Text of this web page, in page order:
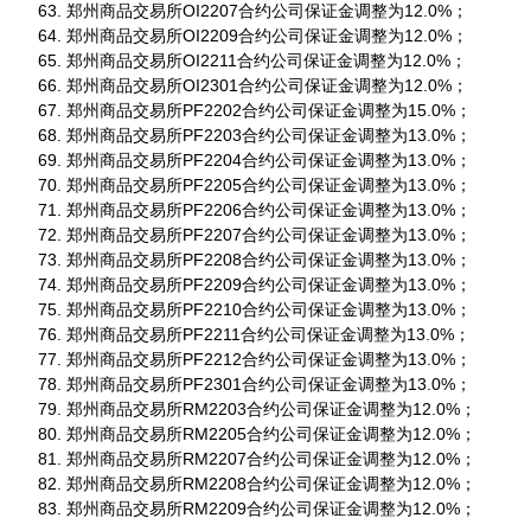
郑州商品交易所OI2207合约公司保证金调整为12.0%；
郑州商品交易所OI2209合约公司保证金调整为12.0%；
郑州商品交易所OI2211合约公司保证金调整为12.0%；
郑州商品交易所OI2301合约公司保证金调整为12.0%；
郑州商品交易所PF2202合约公司保证金调整为15.0%；
郑州商品交易所PF2203合约公司保证金调整为13.0%；
郑州商品交易所PF2204合约公司保证金调整为13.0%；
郑州商品交易所PF2205合约公司保证金调整为13.0%；
郑州商品交易所PF2206合约公司保证金调整为13.0%；
郑州商品交易所PF2207合约公司保证金调整为13.0%；
郑州商品交易所PF2208合约公司保证金调整为13.0%；
郑州商品交易所PF2209合约公司保证金调整为13.0%；
郑州商品交易所PF2210合约公司保证金调整为13.0%；
郑州商品交易所PF2211合约公司保证金调整为13.0%；
郑州商品交易所PF2212合约公司保证金调整为13.0%；
郑州商品交易所PF2301合约公司保证金调整为13.0%；
郑州商品交易所RM2203合约公司保证金调整为12.0%；
郑州商品交易所RM2205合约公司保证金调整为12.0%；
郑州商品交易所RM2207合约公司保证金调整为12.0%；
郑州商品交易所RM2208合约公司保证金调整为12.0%；
郑州商品交易所RM2209合约公司保证金调整为12.0%；